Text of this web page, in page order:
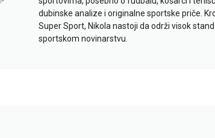
dubinske analize i originalne sportske priče.
Super Sport, Nikola nastoji da održi visok
sportskom novinarstvu.